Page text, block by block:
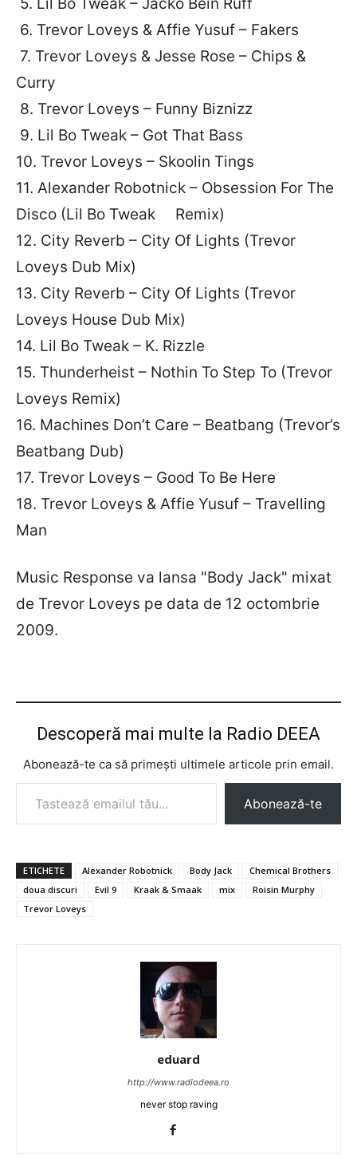
6. Trevor Loveys & Affie Yusuf – Fakers
7. Trevor Loveys & Jesse Rose – Chips &
Curry
8. Trevor Loveys – Funny Biznizz
9. Lil Bo Tweak – Got That Bass
10. Trevor Loveys – Skoolin Tings
11. Alexander Robotnick – Obsession For The
Disco (Lil Bo Tweak Remix)
12. City Reverb – City Of Lights (Trevor
Loveys Dub Mix)
13. City Reverb – City Of Lights (Trevor
Loveys House Dub Mix)
14. Lil Bo Tweak – K. Rizzle
15. Thunderheist – Nothin To Step To (Trevor
Loveys Remix)
16. Machines Don’t Care – Beatbang (Trevor’s
Beatbang Dub)
17. Trevor Loveys – Good To Be Here
18. Trevor Loveys & Affie Yusuf – Travelling
Man
Music Response va lansa "Body Jack" mixat
de Trevor Loveys pe data de 12 octombrie
2009.
Descoperă mai multe la Radio DEEA
Abonează-te ca să primești ultimele articole prin email.
Tastează emailul tău...
Abonează-te
ETICHETE Alexander Robotnick Body Jack
Chemical Brothers
doua discuri
Evil 9 Kraak & Smaak mix
Roisin Murphy
Trevor Loveys
eduard
http://www.radiodeea.ro
never stop raving